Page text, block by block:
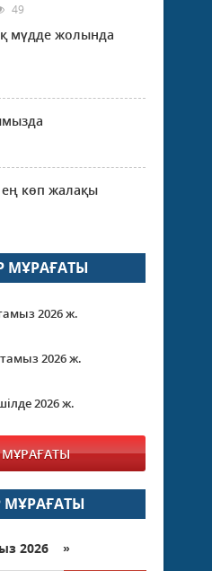
49
мүдде жолында
ең көп жалақы
МҰРАҒАТЫ
2026 ж.
2026 ж.
2026 ж.
МҰРАҒАТЫ
2026 »